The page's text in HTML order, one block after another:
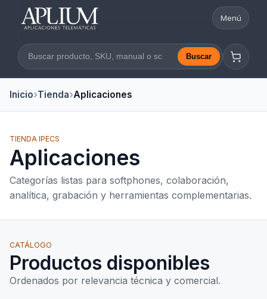
Abrir
Menú
Buscar en la web Buscar
Inicio Tienda Aplicaciones
TIENDA IPECS
Aplicaciones
Categorías listas para softphones, colaboración,
analítica, grabación y herramientas complementarias.
CATÁLOGO
Productos disponibles
Ordenados por relevancia técnica y comercial.